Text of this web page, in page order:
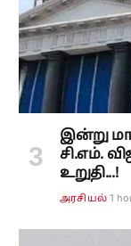
இன்று
சி.எம்.
உறுதி...!
அரசியல் 1